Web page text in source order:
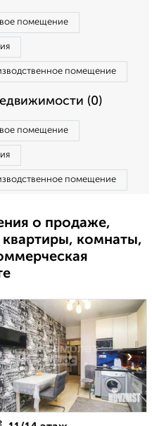
помещение
помещение
(0)
помещение
помещение
о продаже,
комнаты,
›